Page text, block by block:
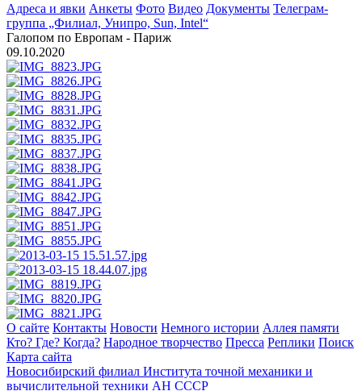
Адреса и явки Анкеты Фото Видео Документы Телеграм-
группа „Филиал, Унипро, Sun, Intel“
Галопом по Европам - Париж
09.10.2020
О сайте Контакты Новости Немного истории Аллея памяти
Кто? Где? Когда? Народное творчество Пресса Реплики Поиск
Карта сайта
Новосибирский филиал Института точной механики и
вычислительной техники АН СССР